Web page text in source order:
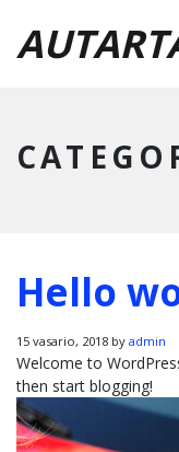
AUT
Hello
15 vasario, 2018 by admin
Welcome to
then start blogging!